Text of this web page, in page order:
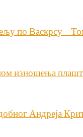
по Васкрсу –
изношења
Андреја